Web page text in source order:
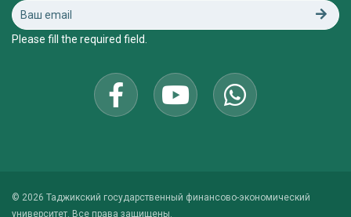
Please fill the required field.
© 2026 Таджикский государственный финансово-экономический
университет. Все права защищены.